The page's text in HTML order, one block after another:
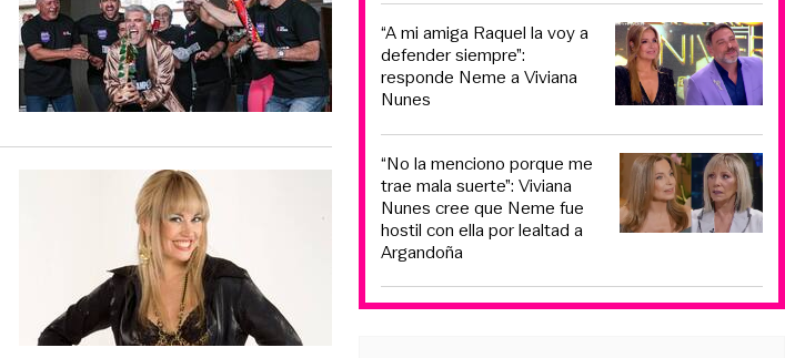
“A mi amiga Raquel la voy a
defender siempre”:
responde Neme a Viviana
Nunes
“No la menciono porque me
trae mala suerte”: Viviana
Nunes cree que Neme fue
hostil con ella por lealtad a
Argandoña